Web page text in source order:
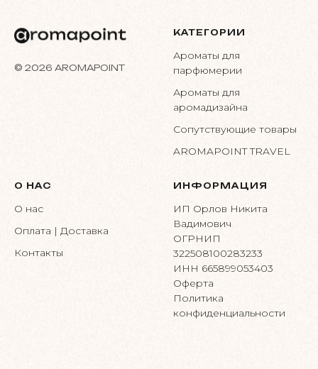
© 2026 AROMAPOINT
КАТЕГОРИИ
Ароматы для
парфюмерии
Ароматы для
аромадизайна
Сопутствующие товары
AROMAPOINT TRAVEL
О НАС
О нас
Оплата | Доставка
Контакты
ИНФОРМАЦИЯ
ИП Орлов Никита
Вадимович
ОГРНИП
322508100283233
ИНН 665899053403
Оферта
Политика
конфиденциальности